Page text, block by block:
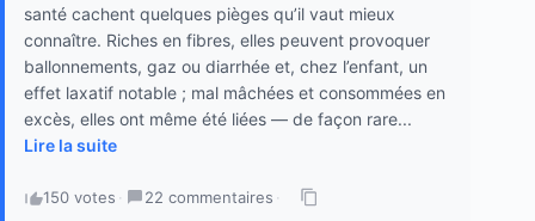
santé cachent quelques pièges qu’il vaut mieux
connaître. Riches en fibres, elles peuvent provoquer
ballonnements, gaz ou diarrhée et, chez l’enfant, un
effet laxatif notable ; mal mâchées et consommées en
excès, elles ont même été liées — de façon rare...
Lire la suite
150 votes · 22 commentaires ·